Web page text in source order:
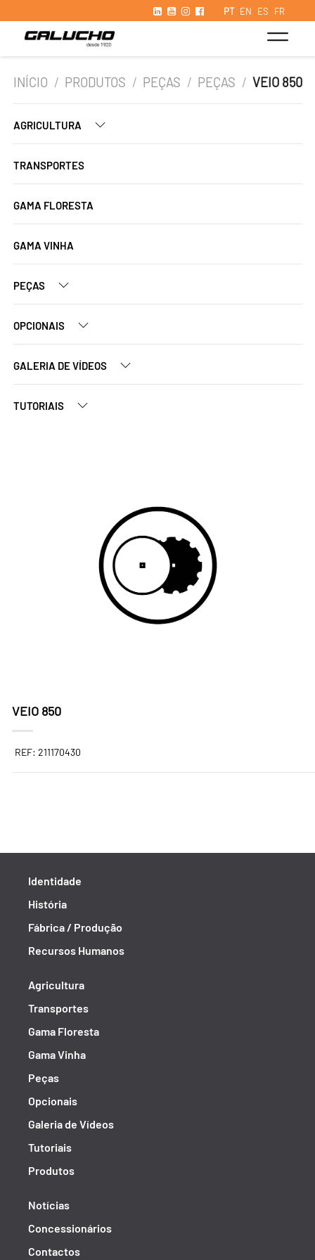
PT EN ES FR
INÍCIO / PRODUTOS / PEÇAS / PEÇAS / VEIO 850
AGRICULTURA
TRANSPORTES
GAMA FLORESTA
GAMA VINHA
PEÇAS
OPCIONAIS
GALERIA DE VÍDEOS
TUTORIAIS
VEIO 850
REF: 211170430
Identidade
História
Fábrica / Produção
Recursos Humanos
Agricultura
Transportes
Gama Floresta
Gama Vinha
Peças
Opcionais
Galeria de Vídeos
Tutoriais
Produtos
Notícias
Concessionários
Contactos